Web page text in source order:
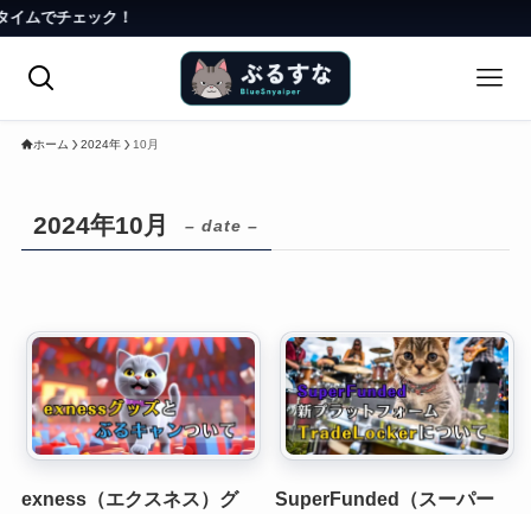
チェック！
ホーム 2024年 10月
2024年10月 – date –
exness（エクスネス）グ
SuperFunded（スーパー